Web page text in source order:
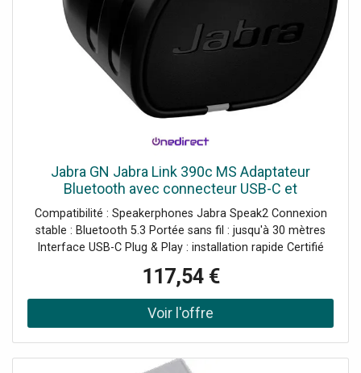
Jabra GN Jabra Link 390c MS Adaptateur
Bluetooth avec connecteur USB-C et
certification Microsoft Teams conçu pour offrir
une connexion stable entre votre PC
Compatibilité : Speakerphones Jabra Speak2 Connexion
stable : Bluetooth 5.3 Portée sans fil : jusqu'à 30 mètres
Interface USB-C Plug & Play : installation rapide Certifié
117,54 €